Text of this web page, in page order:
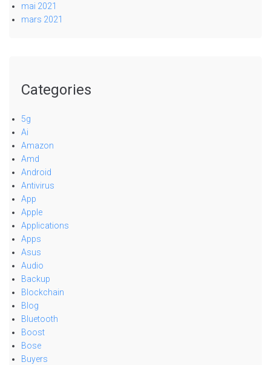
mai 2021
mars 2021
Categories
5g
Ai
Amazon
Amd
Android
Antivirus
App
Apple
Applications
Apps
Asus
Audio
Backup
Blockchain
Blog
Bluetooth
Boost
Bose
Buyers